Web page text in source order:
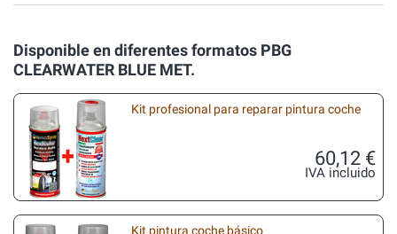
Disponible en diferentes formatos PBG
CLEARWATER BLUE MET.
Kit profesional para reparar pintura coche
60,12 €
IVA incluido
Kit pintura coche básico